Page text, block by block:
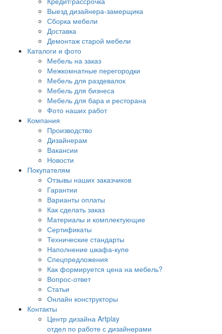
Выезд дизайнера-замерщика
Сборка мебели
Доставка
Демонтаж старой мебели
Каталоги и фото
Мебель на заказ
Межкомнатные перегородки
Мебель для раздевалок
Мебель для бизнеса
Мебель для бара и ресторана
Фото наших работ
Компания
Производство
Дизайнерам
Вакансии
Новости
Покупателям
Отзывы наших заказчиков
Гарантии
Варианты оплаты
Как сделать заказ
Материалы и комплектующие
Сертификаты
Технические стандарты
Наполнение шкафа-купе
Спецпредложения
Как формируется цена на мебель?
Вопрос-ответ
Статьи
Онлайн конструкторы
Контакты
Центр дизайна Artplay
отдел по работе с дизайнерами